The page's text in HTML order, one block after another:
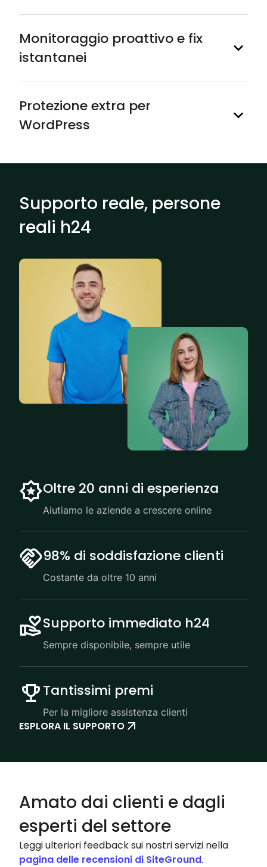
Monitoraggio proattivo e fix
istantanei
Protezione extra per
WordPress
Supporto reale, persone
reali h24
Oltre 20 anni di esperienza
Aiutiamo le aziende a crescere online
98% di soddisfazione clienti
Costante da oltre 10 anni
Supporto immediato h24
Sempre disponibile, sempre utile
Tantissimi premi
Per la migliore assistenza clienti
ESPLORA IL SUPPORTO
Amato dai clienti e dagli
esperti del settore
Leggi ulteriori feedback sui nostri servizi nella
pagina delle recensioni di SiteGround.